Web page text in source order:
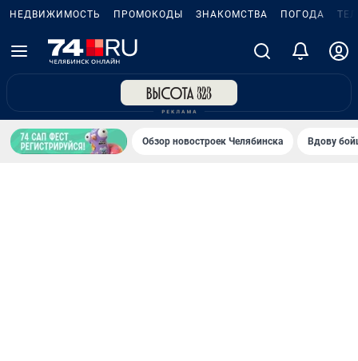
НЕДВИЖИМОСТЬ ПРОМОКОДЫ ЗНАКОМСТВА ПОГОДА
Обзор новостроек Челябинска Вдову